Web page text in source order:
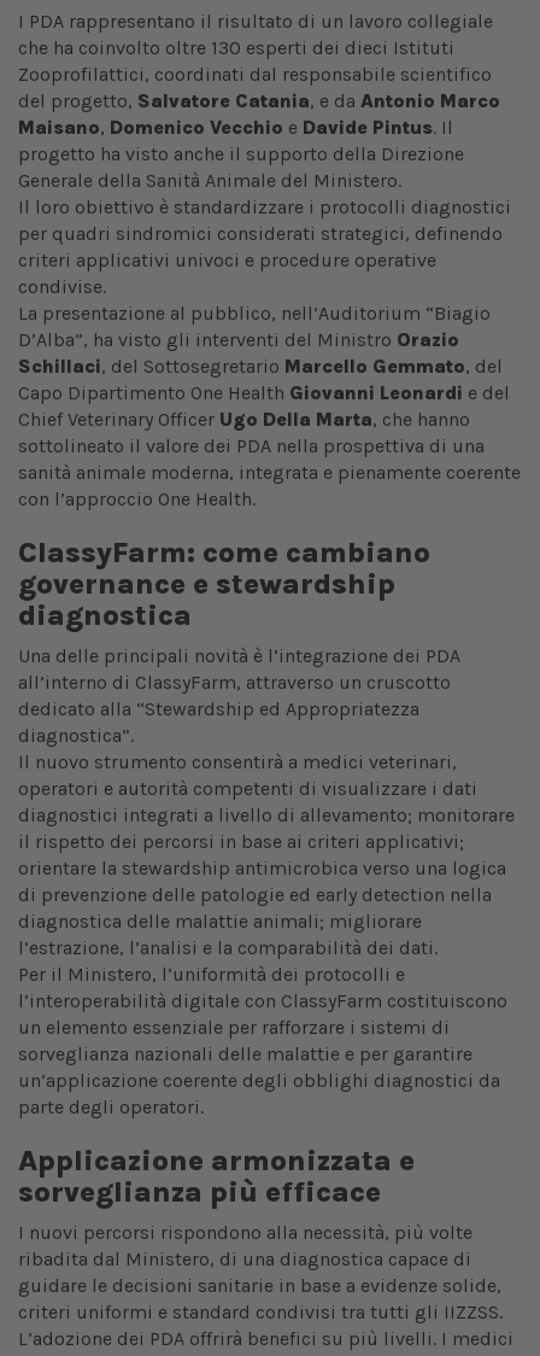
I PDA rappresentano il risultato di un lavoro collegiale
che ha coinvolto oltre 130 esperti dei dieci Istituti
Zooprofilattici, coordinati dal responsabile scientifico
del progetto, Salvatore Catania, e da Antonio Marco
Maisano, Domenico Vecchio e Davide Pintus. Il
progetto ha visto anche il supporto della Direzione
Generale della Sanità Animale del Ministero.
Il loro obiettivo è standardizzare i protocolli diagnostici
per quadri sindromici considerati strategici, definendo
criteri applicativi univoci e procedure operative
condivise.
La presentazione al pubblico, nell’Auditorium “Biagio
D’Alba”, ha visto gli interventi del Ministro Orazio
Schillaci, del Sottosegretario Marcello Gemmato, del
Capo Dipartimento One Health Giovanni Leonardi e del
Chief Veterinary Officer Ugo Della Marta, che hanno
sottolineato il valore dei PDA nella prospettiva di una
sanità animale moderna, integrata e pienamente coerente
con l’approccio One Health.
ClassyFarm: come cambiano
governance e stewardship
diagnostica
Una delle principali novità è l’integrazione dei PDA
all’interno di ClassyFarm, attraverso un cruscotto
dedicato alla “Stewardship ed Appropriatezza
diagnostica”.
Il nuovo strumento consentirà a medici veterinari,
operatori e autorità competenti di visualizzare i dati
diagnostici integrati a livello di allevamento; monitorare
il rispetto dei percorsi in base ai criteri applicativi;
orientare la stewardship antimicrobica verso una logica
di prevenzione delle patologie ed early detection nella
diagnostica delle malattie animali; migliorare
l’estrazione, l’analisi e la comparabilità dei dati.
Per il Ministero, l’uniformità dei protocolli e
l’interoperabilità digitale con ClassyFarm costituiscono
un elemento essenziale per rafforzare i sistemi di
sorveglianza nazionali delle malattie e per garantire
un’applicazione coerente degli obblighi diagnostici da
parte degli operatori.
Applicazione armonizzata e
sorveglianza più efficace
I nuovi percorsi rispondono alla necessità, più volte
ribadita dal Ministero, di una diagnostica capace di
guidare le decisioni sanitarie in base a evidenze solide,
criteri uniformi e standard condivisi tra tutti gli IIZZSS.
L’adozione dei PDA offrirà benefici su più livelli. I medici